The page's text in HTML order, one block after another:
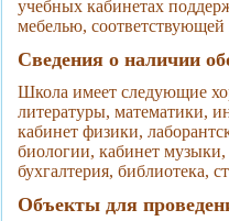
учебных кабинетах
мебелью,
Сведения о наличии
Школа имеет следующие
литературы, математики,
кабинет физики,
биологии, кабинет музыки,
бухгалтерия, библиотека,
Объекты для